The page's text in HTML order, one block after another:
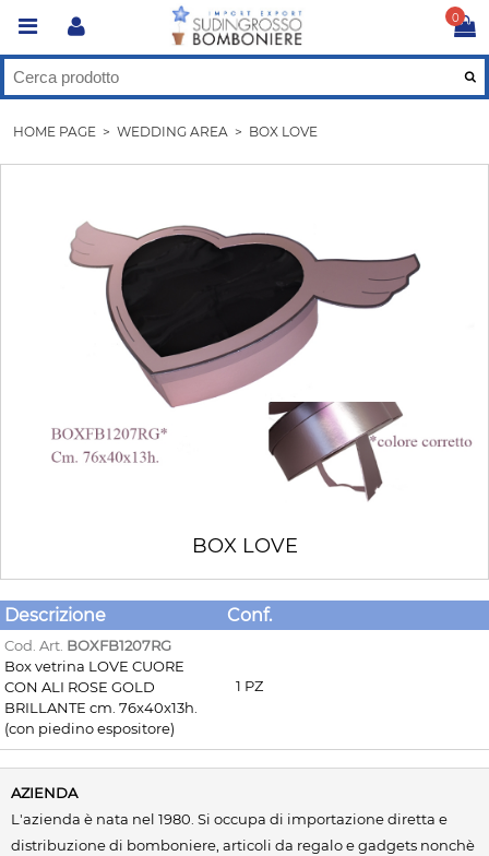
0
HOME PAGE > WEDDING AREA > BOX LOVE
BOX LOVE
Descrizione Conf.
Cod. Art. BOXFB1207RG
Box vetrina LOVE CUORE
CON ALI ROSE GOLD
BRILLANTE cm. 76x40x13h.
(con piedino espositore)
1 PZ
AZIENDA
L'azienda è nata nel 1980. Si occupa di importazione diretta e
distribuzione di bomboniere, articoli da regalo e gadgets nonchè